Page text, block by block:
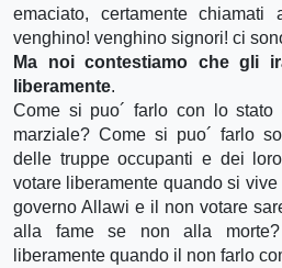
emaciato, certamente chiamati
venghino! venghino signori! ci
Ma noi contestiamo che gli
liberamente.
Come si puo´ farlo con lo stato
marziale? Come si puo´ farlo
delle truppe occupanti e dei
votare liberamente quando si
governo Allawi e il non votare
alla fame se non alla
liberamente quando il non farlo